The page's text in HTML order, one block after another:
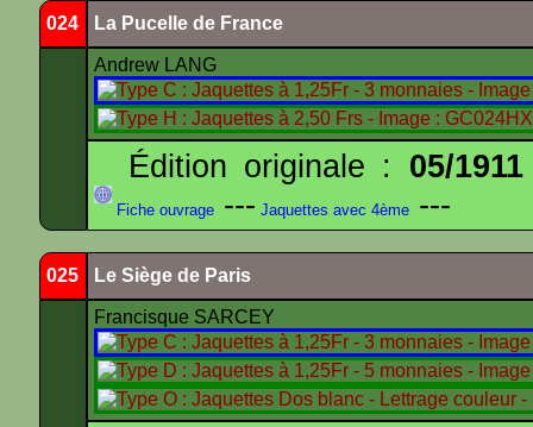
024 La Pucelle de France
Andrew LANG
Édition originale : 05/1911
Fiche ouvrage --- Jaquettes avec 4ème ---
025 Le Siège de Paris
Francisque SARCEY